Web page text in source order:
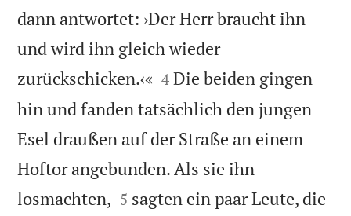
dann antwortet: ›Der Herr braucht ihn
und wird ihn gleich wieder
zurückschicken.‹« 

4 Die beiden gingen
hin und fanden tatsächlich den jungen
Esel draußen auf der Straße an einem
Hoftor angebunden. Als sie ihn
losmachten, 

5 sagten ein paar Leute, die